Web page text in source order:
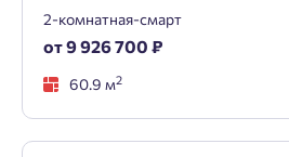
2-комнатная-смарт
от 9 926 700 ₽
60.9 м2